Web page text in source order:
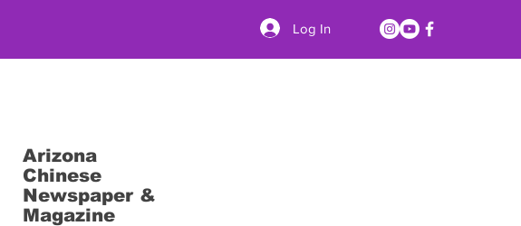
Log In
Arizona
Chinese
Newspaper &
Magazine